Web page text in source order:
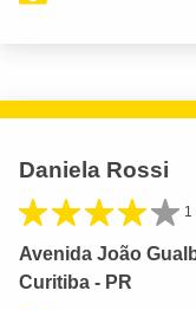
Daniela Rossi
1
Avenida João
Curitiba - PR